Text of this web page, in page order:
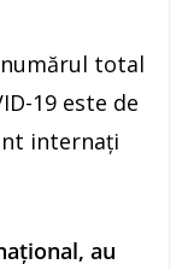
total
19 este de
internați
au